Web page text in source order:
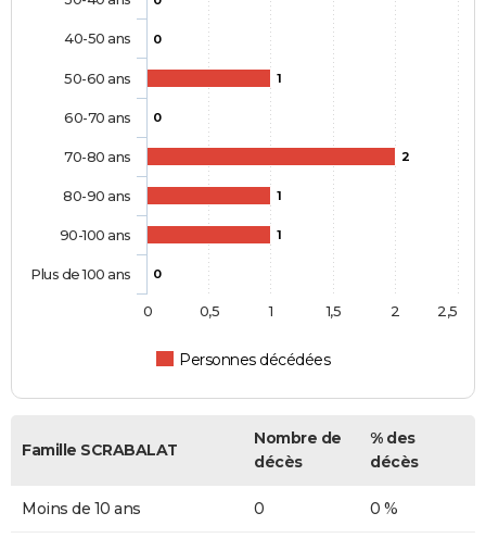
0
1
0
2
1
1
0
Personnes décédées
40-50 ans
50-60 ans
60-70 ans
70-80 ans
80-90 ans
90-100 ans
Plus de 100 ans
0 0,5 1 1,5 2 2,5
Famille SCRABALAT
Nombre de
décès
% des
décès
Moins de 10 ans 0 0 %